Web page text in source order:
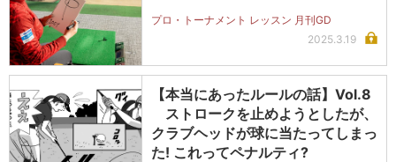
プロ・トーナメント レッスン 月刊GD
2025.3.19
【本当にあったルールの話】Vol.8
ストロークを止めようとしたが、
クラブヘッドが球に当たってしまっ
た! これってペナルティ?